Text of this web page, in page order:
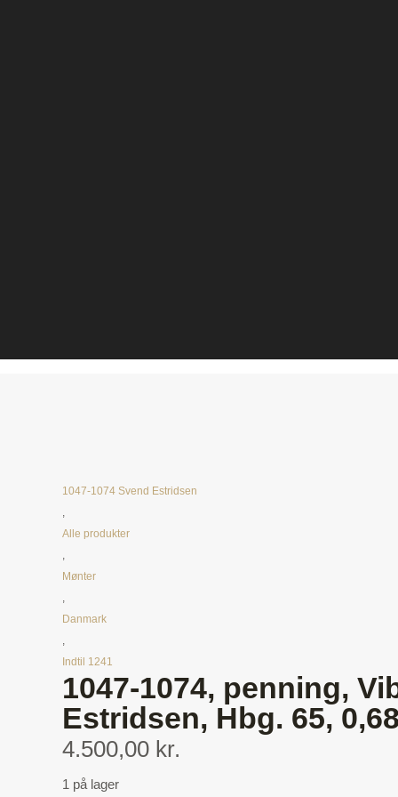
1047-1074 Svend Estridsen
,
Alle produkter
,
Mønter
,
Danmark
,
Indtil 1241
1047-1074, penning,
Estridsen, Hbg. 65,
4.500,00 kr.
1 på lager